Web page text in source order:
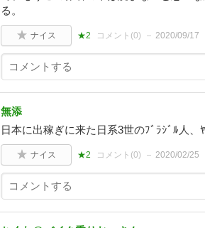
る。
ナイス ★2 コメント(0) 2020/09/17
無添
日本に出稼ぎに来た日系3世のﾌﾞﾗｼﾞﾙ人、
ナイス ★2 コメント(0) 2020/02/25